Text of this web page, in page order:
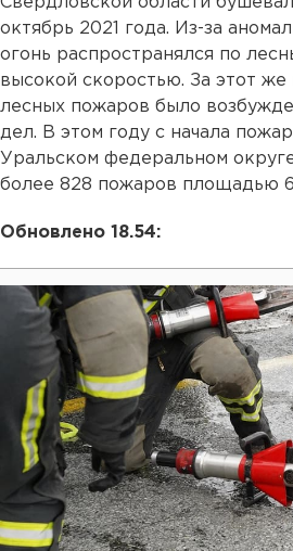
октябрь 2021 года. Из-за
огонь распространялся по
высокой скоростью. За этот
лесных пожаров было
дел. В этом году с начала
Уральском федеральном
более 828 пожаров площадью
Обновлено 18.54: